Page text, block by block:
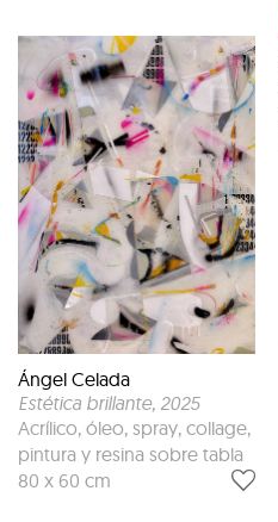
Ángel Celada
Estética brillante, 2025
Acrílico, óleo, spray, collage,
pintura y resina sobre tabla
80 x 60 cm